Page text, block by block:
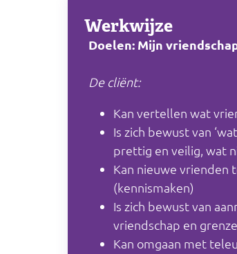
Werkwijze
Doelen: Mijn
De cliënt:
Kan vertellen wat
Is zich bewust van
prettig en veilig, wat
Kan nieuwe vrienden
(kennismaken)
Is zich bewust van
vriendschap en
Kan omgaan met